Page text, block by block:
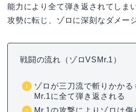
能力により全て弾き返されてしま
攻勢に転じ、ゾロに深刻なダメー
戦闘の流れ（ゾロVSMr.1）
ゾロが三刀流で斬りかか
Mr.1に全て弾き返される
Mr.1の攻撃によりゾロは傷